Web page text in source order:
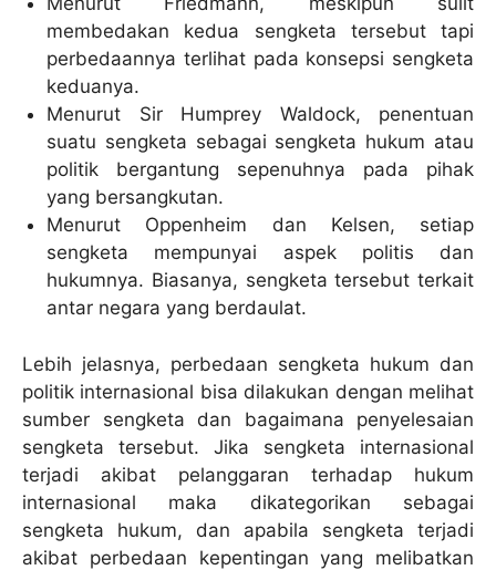
membedakan kedua sengketa tersebut tapi
perbedaannya terlihat pada konsepsi sengketa
keduanya.
Menurut Sir Humprey Waldock, penentuan
suatu sengketa sebagai sengketa hukum atau
politik bergantung sepenuhnya pada pihak
yang bersangkutan.
Menurut Oppenheim dan Kelsen, setiap
sengketa mempunyai aspek politis dan
hukumnya. Biasanya, sengketa tersebut terkait
antar negara yang berdaulat.
Lebih jelasnya, perbedaan sengketa hukum dan
politik internasional bisa dilakukan dengan melihat
sumber sengketa dan bagaimana penyelesaian
sengketa tersebut. Jika sengketa internasional
terjadi akibat pelanggaran terhadap hukum
internasional maka dikategorikan sebagai
sengketa hukum, dan apabila sengketa terjadi
akibat perbedaan kepentingan yang melibatkan